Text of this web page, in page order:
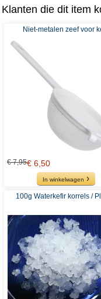
Klanten die dit item
Niet-metalen zeef voor
€ 7,95€ 6,50
In winkelwagen
100g Waterkefir korrels /